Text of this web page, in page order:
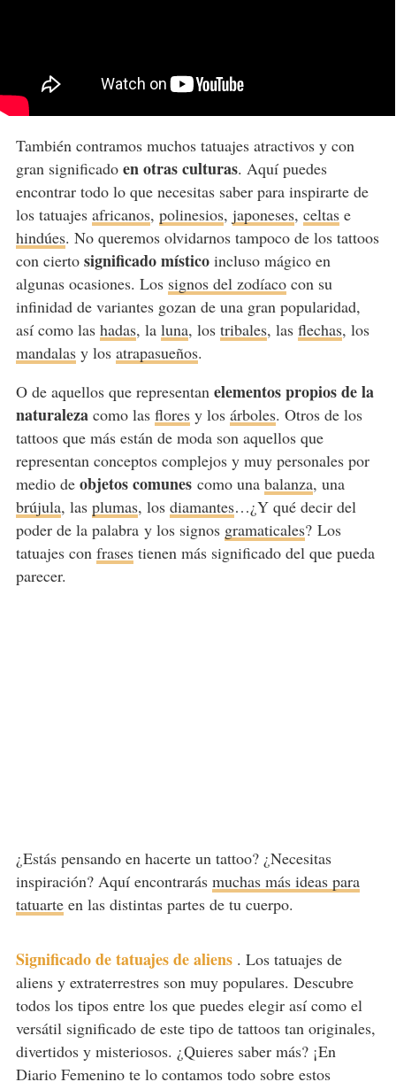
También contramos muchos tatuajes atractivos y con
gran significado en otras culturas. Aquí puedes
encontrar todo lo que necesitas saber para inspirarte de
los tatuajes africanos, polinesios, japoneses, celtase
hindúes. No queremos olvidarnos tampoco de los tattoos
con cierto significado místicoincluso mágico en
algunas ocasiones. Los signos del zodíacocon su
infinidad de variantes gozan de una gran popularidad,
así como las hadas, la luna, los tribales, las flechas, los
mandalasy los atrapasueños.
O de aquellos que representan elementos propios de la
naturalezacomo las floresy los árboles. Otros de los
tattoos que más están de moda son aquellos que
representan conceptos complejos y muy personales por
medio deobjetos comunescomo una balanza, una
brújula, las plumas, los diamantes…¿Y qué decir del
poder de la palabra y los signos gramaticales? Los
tatuajes con frasestienen más significado del que pueda
parecer.
¿Estás pensando en hacerte un tattoo? ¿Necesitas
inspiración? Aquí encontrarás muchas más ideas para
tatuarteen las distintas partes de tu cuerpo.
Significado de tatuajes de aliens . Los tatuajes de
aliens y extraterrestres son muy populares. Descubre
todos los tipos entre los que puedes elegir así como el
versátil significado de este tipo de tattoos tan originales,
divertidos y misteriosos. ¿Quieres saber más? ¡En
Diario Femenino te lo contamos todo sobre estos